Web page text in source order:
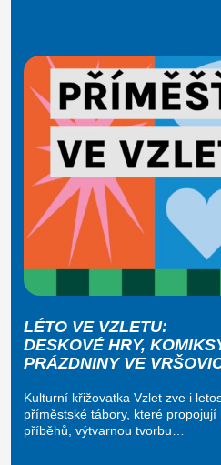
LÉTO VE VZLETU:
DESKOVÉ HRY,
PRÁZDNINY VE
Kulturní křižovatka Vzlet zve i
příměstské tábory, které
příběhů, výtvarnou tvorbu…